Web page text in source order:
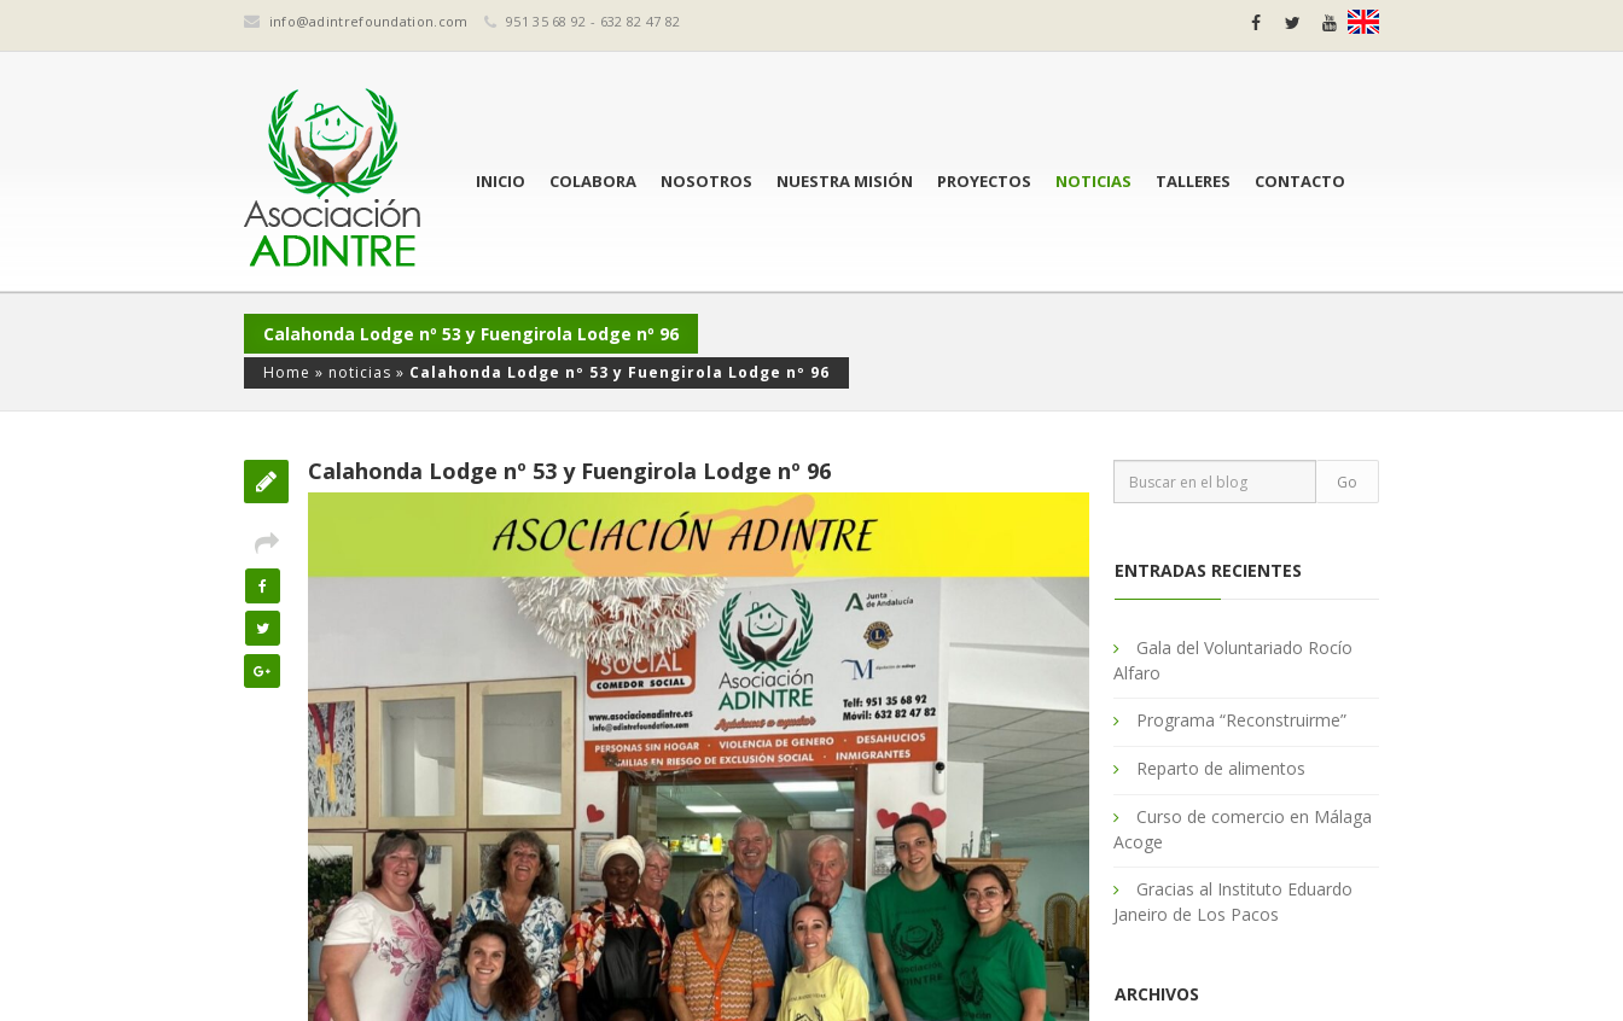
info@adintrefoundation.com 951 35 68 92 - 632 82 47 82
INICIO COLABORA NOSOTROS NUESTRA MISIÓN PROYECTOS NOTICIAS TALLERES CONTACTO
Calahonda Lodge nº 53 y Fuengirola Lodge nº 96
Home » noticias » Calahonda Lodge nº 53 y Fuengirola Lodge nº 96
Calahonda Lodge nº 53 y Fuengirola Lodge nº 96
ENTRADAS RECIENTES
Gala del Voluntariado Rocío
Alfaro
Programa “Reconstruirme”
Reparto de alimentos
Curso de comercio en Málaga
Acoge
Gracias al Instituto Eduardo
Janeiro de Los Pacos
ARCHIVOS